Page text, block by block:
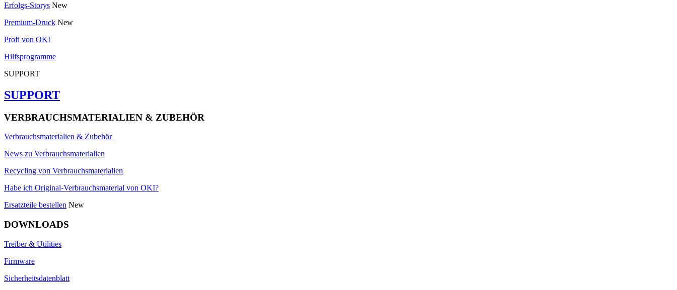
Erfolgs-Storys New
Premium-Druck New
Profi von OKI
Hilfsprogramme
SUPPORT
SUPPORT
VERBRAUCHSMATERIALIEN & ZUBEHÖR
Verbrauchsmaterialien & Zubehör
News zu Verbrauchsmaterialien
Recycling von Verbrauchsmaterialien
Habe ich Original-Verbrauchsmaterial von OKI?
Ersatzteile bestellen New
DOWNLOADS
Treiber & Utilities
Firmware
Sicherheitsdatenblatt